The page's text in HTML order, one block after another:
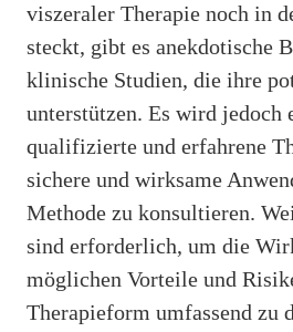
viszeraler Therapie noch in
steckt, gibt es anekdotische
klinische Studien, die ihre
unterstützen. Es wird jedoch
qualifizierte und erfahrene
sichere und wirksame
Methode zu konsultieren.
sind erforderlich, um die
möglichen Vorteile und
Therapieform umfassend zu